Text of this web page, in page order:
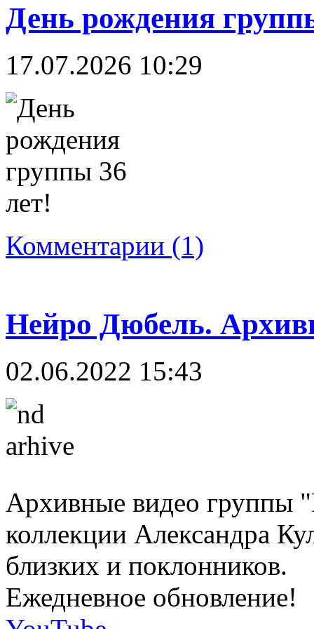
День рождения
17.07.2026 10:29
Комментарии (1)
Нейро Дюбель.
02.06.2022 15:43
Архивные видео группы
коллекции Александра
близких и поклонников.
Ежедневное обновление!